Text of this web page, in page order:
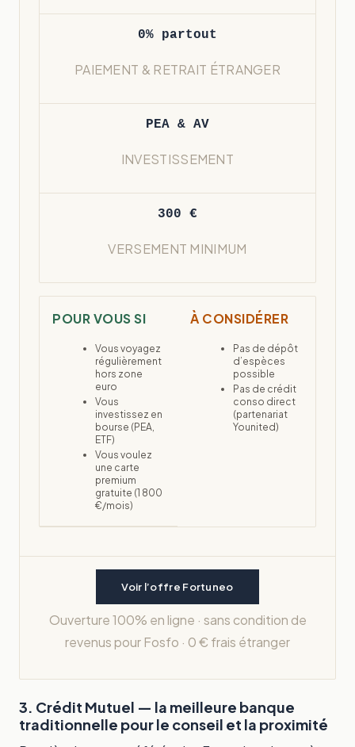
0% partout
PAIEMENT & RETRAIT ÉTRANGER
PEA & AV
INVESTISSEMENT
300 €
VERSEMENT MINIMUM
POUR VOUS SI
Vous voyagez
régulièrement
hors zone
euro
Vous
investissez en
bourse (PEA,
ETF)
Vous voulez
une carte
premium
gratuite (1 800
€/mois)
À CONSIDÉRER
Pas de dépôt
d’espèces
possible
Pas de crédit
conso direct
(partenariat
Younited)
Voir l’offre Fortuneo
Ouverture 100% en ligne · sans condition de
revenus pour Fosfo · 0 € frais étranger
3. Crédit Mutuel — la meilleure banque
traditionnelle pour le conseil et la proximité